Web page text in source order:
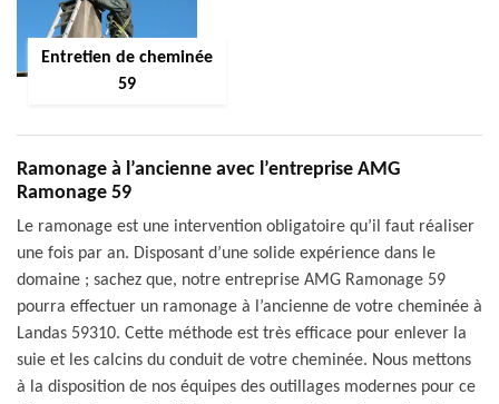
Entretien de cheminée
59
Ramonage à l’ancienne avec l’entreprise AMG
Ramonage 59
Le ramonage est une intervention obligatoire qu’il faut réaliser
une fois par an. Disposant d’une solide expérience dans le
domaine ; sachez que, notre entreprise AMG Ramonage 59
pourra effectuer un ramonage à l’ancienne de votre cheminée à
Landas 59310. Cette méthode est très efficace pour enlever la
suie et les calcins du conduit de votre cheminée. Nous mettons
à la disposition de nos équipes des outillages modernes pour ce